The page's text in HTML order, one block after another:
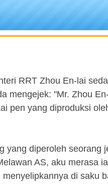
RRT Zhou En-lai
mengejek: "Mr. Zhou
pen yang diproduksi
yang diperoleh seorang
AS, aku merasa ia
di saku